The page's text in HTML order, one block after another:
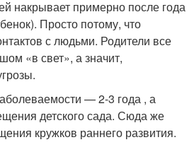
накрывает примерно после года
Просто потому, что
с людьми. Родители все
«в свет», а значит,
— 2-3 года , а
детского сада. Сюда же
кружков раннего развития.